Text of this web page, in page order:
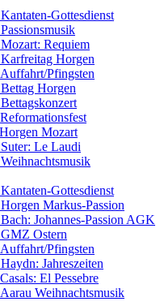
Gottesdienst
Requiem
Horgen
Pfingsten
Horgen
Mozart
Le Laudi
Gottesdienst
Markus-Passion
Johannes-Passion AGK
Ostern
Pfingsten
Jahreszeiten
El Pessebre
Weihnachtsmusik